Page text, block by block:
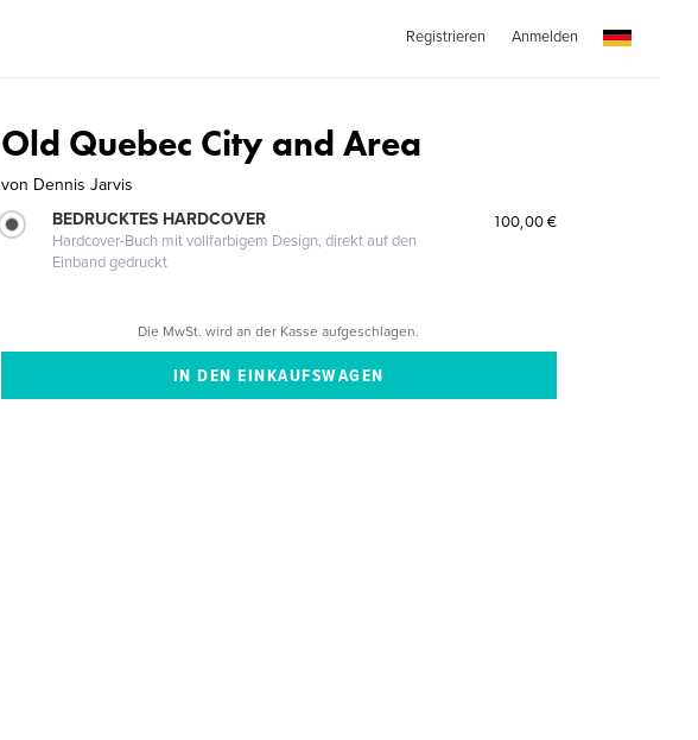
Registrieren Anmelden
Old Quebec City and Area
von Dennis Jarvis
BEDRUCKTES HARDCOVER
Hardcover-Buch mit vollfarbigem Design, direkt auf den
Einband gedruckt
100,00 €
Die MwSt. wird an der Kasse aufgeschlagen.